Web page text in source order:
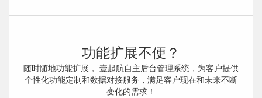
功能扩展不便？
随时随地功能扩展， 壹起航自主后台管理系统，为客户提供
个性化功能定制和数据对接服务，满足客户现在和未来不断
变化的需求！